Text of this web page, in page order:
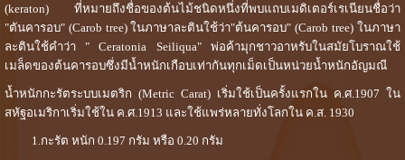
(keraton) ที่หมายถึงชื่อของต้นไม้ชนิดหนึ่งที่พบแถบเมดิเตอร์เรเนียนชื่อว่า
"ตันคารอบ" (Carob tree) ในภาษาละตินใช้ว่า"ต้นคารอบ" (Carob tree) ในภาษา
ละตินใช้คำว่า " Ceratonia Seiliqua" พ่อค้ามุกชาวอาหรับในสมัยโบราณใช้
เมล็ดของต้นคารอบซึ่งมีน้ำหนักเกือบเท่ากันทุกเม็ดเป็นหน่วยน้ำหนักอัญมณี
น้ำหนักกะรัตระบบเมตริก (Metric Carat) เริ่มใช้เป็นครั้งแรกใน ค.ศ.1907 ใน
สหัฐอเมริกาเริ่มใช้ใน ค.ศ.1913 และใช้แพร่หลายทั่งโลกใน ค.ส. 1930
1.กะรัต หนัก 0.197 กรัม หรือ 0.20 กรัม